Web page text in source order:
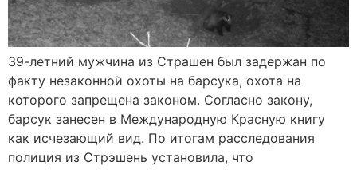
39-летний мужчина из Страшен был задержан по
факту незаконной охоты на барсука, охота на
которого запрещена законом. Согласно закону,
барсук занесен в Международную Красную книгу
как исчезающий вид. По итогам расследования
полиция из Стрэшень установила, что